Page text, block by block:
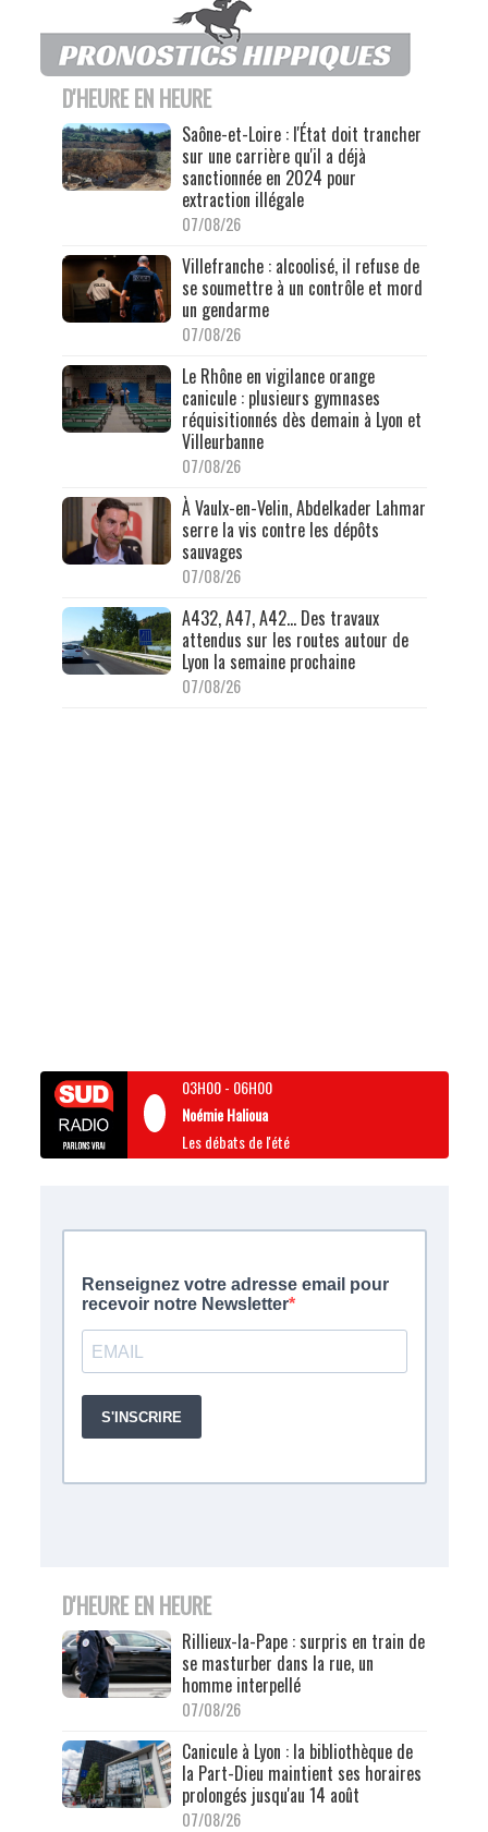
D'HEURE EN HEURE
Saône-et-Loire : l'État doit trancher
sur une carrière qu'il a déjà
sanctionnée en 2024 pour
extraction illégale
07/08/26
Villefranche : alcoolisé, il refuse de
se soumettre à un contrôle et mord
un gendarme
07/08/26
Le Rhône en vigilance orange
canicule : plusieurs gymnases
réquisitionnés dès demain à Lyon et
Villeurbanne
07/08/26
À Vaulx-en-Velin, Abdelkader Lahmar
serre la vis contre les dépôts
sauvages
07/08/26
A432, A47, A42… Des travaux
attendus sur les routes autour de
Lyon la semaine prochaine
07/08/26
03H00- 06H00
Noémie Halioua
Les débats de l'été
D'HEURE EN HEURE
Rillieux-la-Pape : surpris en train de
se masturber dans la rue, un
homme interpellé
07/08/26
Canicule à Lyon : la bibliothèque de
la Part-Dieu maintient ses horaires
prolongés jusqu'au 14 août
07/08/26